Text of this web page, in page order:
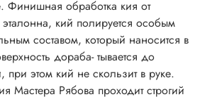
Финишная обработка кия от
кий полируется особым
составом, который наносится в
дораба- тывается до
при этом кий не скользит в руке.
Мастера Рябова проходит строгий